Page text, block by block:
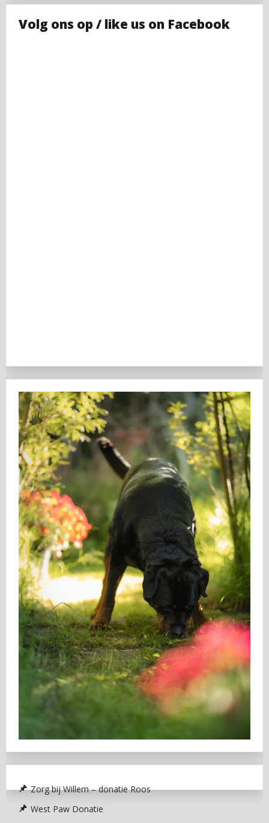
Volg ons op / like us on Facebook
Zorg bij Willem – donatie Roos
West Paw Donatie